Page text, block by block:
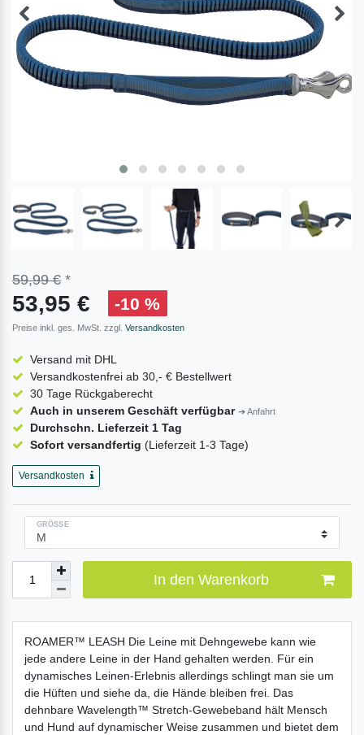
59,99 € *
53,95 € -10 %
Preise inkl. ges. MwSt. zzgl. Versandkosten
Versand mit DHL
Versandkostenfrei ab 30,- € Bestellwert
30 Tage Rückgaberecht
Auch in unserem Geschäft verfügbar ➔ Anfahrt
Durchschn. Lieferzeit 1 Tag
Sofort versandfertig (Lieferzeit 1-3 Tage)
Versandkosten
GRÖSSE
In den Warenkorb
ROAMER™ LEASH Die Leine mit Dehngewebe kann wie
jede andere Leine in der Hand gehalten werden. Für ein
dynamisches Leinen-Erlebnis allerdings schlingt man sie um
die Hüften und siehe da, die Hände bleiben frei. Das
dehnbare Wavelength™ Stretch-Gewebeband hält Mensch
und Hund auf dynamischer Weise zusammen und bietet dem